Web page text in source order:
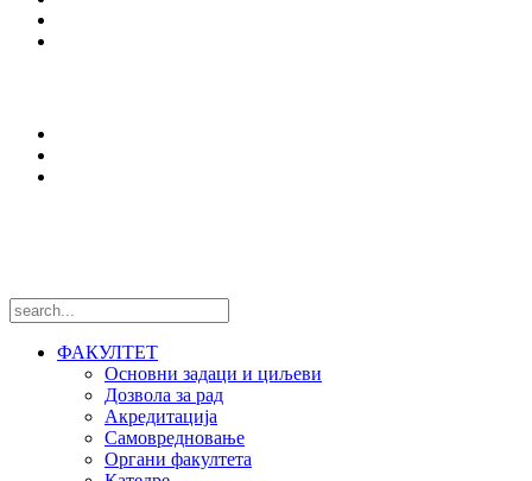
ФАКУЛТЕТ
Основни задаци и циљеви
Дозвола за рад
Акредитација
Самовредновање
Органи факултета